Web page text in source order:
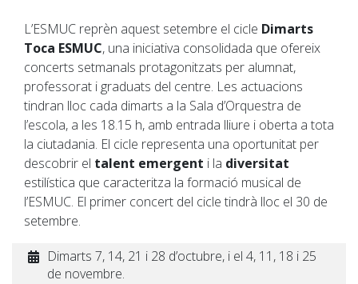
L’ESMUC reprèn aquest setembre el cicle Dimarts
Toca ESMUC, una iniciativa consolidada que ofereix
concerts setmanals protagonitzats per alumnat,
professorat i graduats del centre. Les actuacions
tindran lloc cada dimarts a la Sala d’Orquestra de
l’escola, a les 18.15 h, amb entrada lliure i oberta a tota
la ciutadania. El cicle representa una oportunitat per
descobrir el talent emergent i la diversitat
estilística que caracteritza la formació musical de
l’ESMUC. El primer concert del cicle tindrà lloc el 30 de
setembre.
Dimarts 7, 14, 21 i 28 d’octubre, i el 4, 11, 18 i 25
de novembre.